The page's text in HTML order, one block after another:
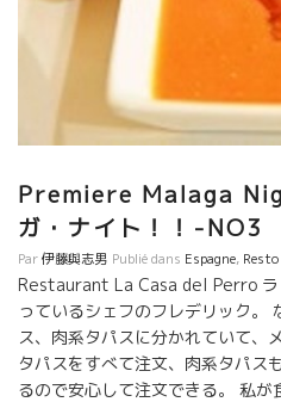
Premiere Malaga
ガ・ナイト！！-NO3
Par伊藤與志男 Publié dans Espagne, Resto
Restaurant La Casa del Perro ラ
っているシェフのフレデリック。
ス、肉系タパスに分かれていて、
タパスをすべて注文、肉系タパス
るので安心して注文できる。 私が